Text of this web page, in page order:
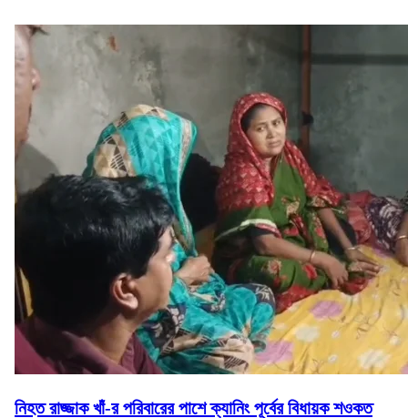
নিহত রাজ্জাক খাঁ-র পরিবারের পাশে ক্যানিং পূর্বের বিধায়ক শওকত